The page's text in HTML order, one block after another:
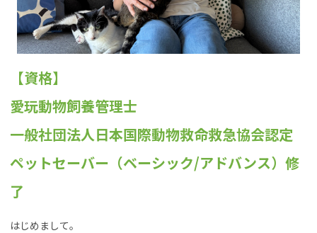
【資格】
愛玩動物飼養管理士
一般社団法人日本国際動物救命救急協会認定
ペットセーバー（ベーシック/アドバンス）修
了
はじめまして。